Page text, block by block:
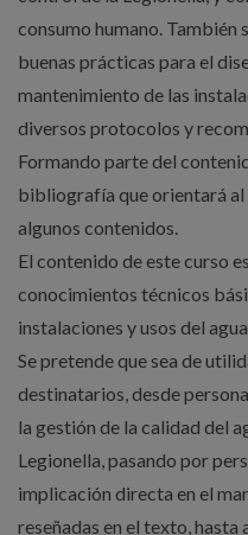
consumo humano. También
buenas prácticas para el
mantenimiento de las
diversos protocolos y
Formando parte del
bibliografía que orientará
algunos contenidos.
El contenido de este curso
conocimientos técnicos
instalaciones y usos del agua.
Se pretende que sea de
destinatarios, desde
la gestión de la calidad del
Legionella, pasando por
implicación directa en el
reseñadas en el texto,